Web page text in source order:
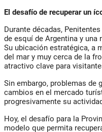
El desafío de recuperar un
Durante décadas,
de esquí de Argentina y una
Su ubicación estratégica, a
del mar y muy cerca de la
atractivo clave para
Sin embargo, problemas de
cambios en el mercado
progresivamente su
Hoy, el desafío para la
modelo que permita